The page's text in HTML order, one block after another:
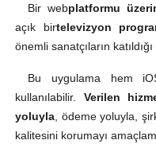
Bir webplatformu
açık birtelevizyon
önemli sanatçıların
Bu uygulama hem
kullanılabilir. Verilen
yoluyla , ödeme yoluyla,
kalitesini korumayı